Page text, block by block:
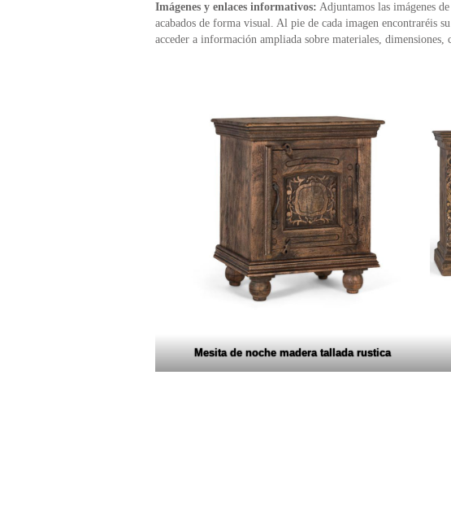
Imágenes y enlaces informativos: Adjuntamos las imágenes
acabados de forma visual. Al pie de cada imagen encontraréis
acceder a información ampliada sobre materiales, dimensiones,
Mesita de noche madera tallada rustica